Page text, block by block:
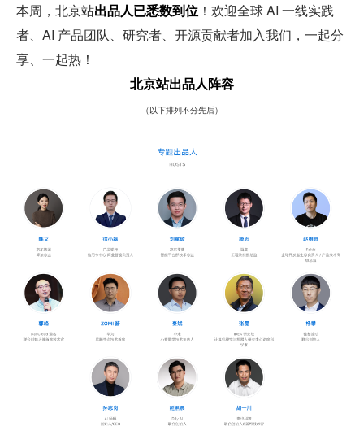
本周，北京站出品人已悉数到位 ！欢迎全球 AI 一线实践
者、AI 产品团队、研究者、开源贡献者加入我们，一起分
享、一起热！
北京站出品人阵容
（以下排列不分先后）